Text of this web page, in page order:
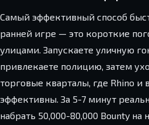
Самый эффективный способ
ранней игре — это короткие
улицами. Запускаете уличную
привлекаете полицию, затем
торговые кварталы, где Rhino и
эффективны. За 5-7 минут
набрать 50,000-80,000 Bounty на